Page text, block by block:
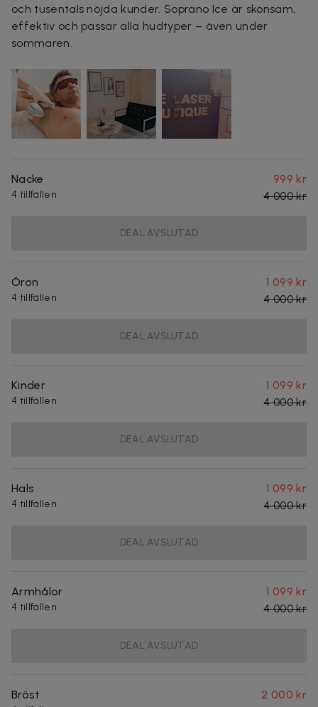
och tusentals nöjda kunder. Soprano Ice är skonsam,
effektiv och passar alla hudtyper – även under
sommaren.
Nacke
4 tillfällen
999 kr
4 000 kr
DEAL AVSLUTAD
Öron
4 tillfällen
1 099 kr
4 000 kr
DEAL AVSLUTAD
Kinder
4 tillfällen
1 099 kr
4 000 kr
DEAL AVSLUTAD
Hals
4 tillfällen
1 099 kr
4 000 kr
DEAL AVSLUTAD
Armhålor
4 tillfällen
1 099 kr
4 000 kr
DEAL AVSLUTAD
Bröst
2 000 kr